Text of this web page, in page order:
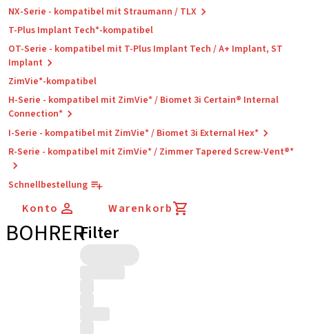
NX-Serie - kompatibel mit Straumann / TLX
T-Plus Implant Tech*-kompatibel
OT-Serie - kompatibel mit T-Plus Implant Tech / A+ Implant, ST
Implant
ZimVie*-kompatibel
H-Serie - kompatibel mit ZimVie* / Biomet 3i Certain® Internal
Connection*
I-Serie - kompatibel mit ZimVie* / Biomet 3i External Hex*
R-Serie - kompatibel mit ZimVie* / Zimmer Tapered Screw-Vent®*
Schnellbestellung
Konto Warenkorb
BOHRERFilter